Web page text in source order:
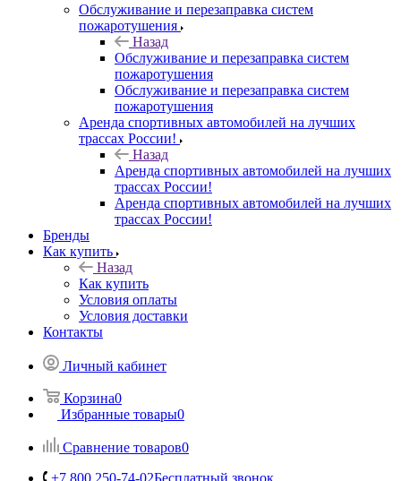
Обслуживание и перезаправка систем
пожаротушения
Назад
Обслуживание и перезаправка систем
пожаротушения
Обслуживание и перезаправка систем
пожаротушения
Аренда спортивных автомобилей на лучших
трассах России!
Назад
Аренда спортивных автомобилей на лучших
трассах России!
Аренда спортивных автомобилей на лучших
трассах России!
Бренды
Как купить
Назад
Как купить
Условия оплаты
Условия доставки
Контакты
Личный кабинет
Корзина0
Избранные товары0
Сравнение товаров0
+7 800 250-74-02Бесплатный звонок